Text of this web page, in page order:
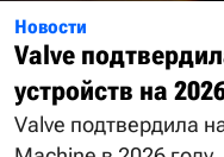
Новости
Valve
устройств на
Valve подтвердила